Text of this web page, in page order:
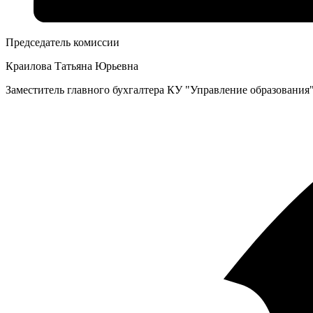
Председатель комиссии
Краилова Татьяна Юрьевна
Заместитель главного бухгалтера КУ "Управление